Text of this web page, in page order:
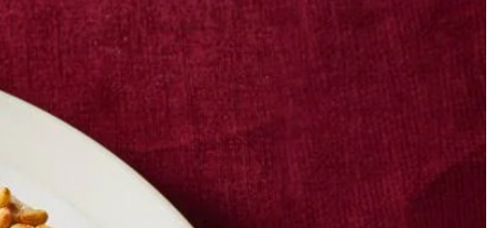
die bovenkanten glad en dip de helft in de pijnboompitten en
en de gouden parels over borden. Besprenkel rondom met de